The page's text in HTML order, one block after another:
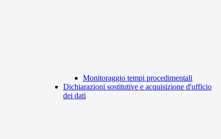
Monitoraggio tempi procedimentali
Dichiarazioni sostitutive e acquisizione d'ufficio
dei dati